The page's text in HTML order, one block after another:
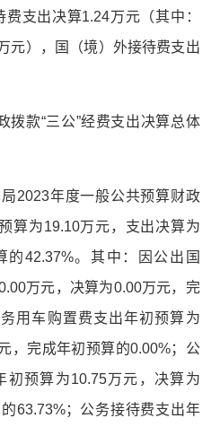
支出决算1.24万元（其中：
元），国（境）外接待费支出
拨款“三公”经费支出决算总体
2023年度一般公共预算财政
算为19.10万元，支出决算为
的42.37%。其中：因公出国
万元，决算为0.00万元，完
用车购置费支出年初预算为
，完成年初预算的0.00%；公
初预算为10.75万元，决算为
63.73%；公务接待费支出年